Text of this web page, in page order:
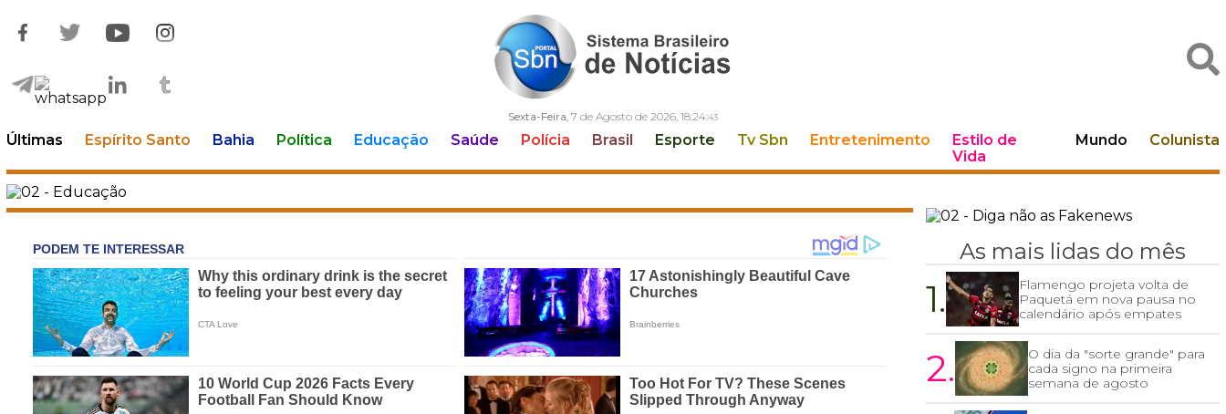
Sexta-Feira, 7 de Agosto de 2026, 18:24:44
Últimas Espírito Santo Bahia Política Educação Saúde Polícia Brasil Esporte Tv Sbn Entretenimento
Estilo de
Vida
Mundo Colunista
As mais lidas do mês
1.
Flamengo projeta volta de
Paquetá em nova pausa no
calendário após empates
2.
O dia da "sorte grande" para
cada signo na primeira
semana de agosto